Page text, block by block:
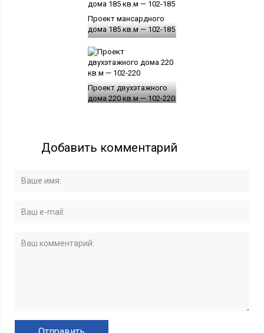
Проект мансардного
дома 185 кв.м — 102-185
Проект двухэтажного
дома 220 кв.м — 102-220
Добавить комментарий